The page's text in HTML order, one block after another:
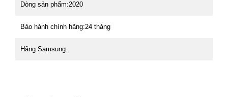
Dòng sản phẩm:2020
Bảo hành chính hãng:24 tháng
Hãng:Samsung.